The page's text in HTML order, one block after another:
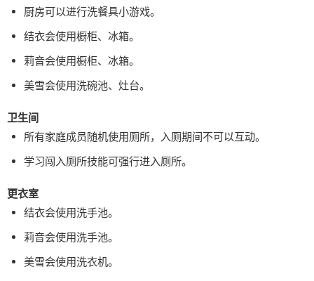
厨房可以进行洗餐具小游戏。
结衣会使用橱柜、冰箱。
莉音会使用橱柜、冰箱。
美雪会使用洗碗池、灶台。
卫生间
所有家庭成员随机使用厕所，入厕期间不可以互动。
学习闯入厕所技能可强行进入厕所。
更衣室
结衣会使用洗手池。
莉音会使用洗手池。
美雪会使用洗衣机。